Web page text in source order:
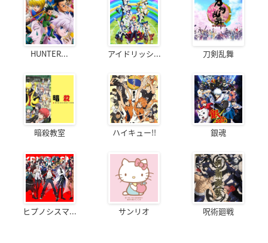
HUNTER... アイドリッシ... 刀剣乱舞
暗殺教室 ハイキュー!! 銀魂
ヒプノシスマ... サンリオ 呪術廻戦